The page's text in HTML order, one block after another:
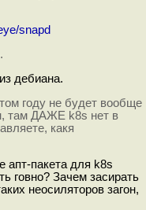
snapd
дебиана.
году не будет вообще
там ДАЖЕ k8s нет в
какя
апт-пакета для k8s
говно? Зачем засирать
неосиляторов загон,